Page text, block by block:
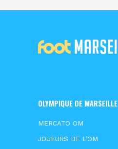
OLYMPIQUE DE MARSEILLE
MERCATO OM
JOUEURS DE L’OM